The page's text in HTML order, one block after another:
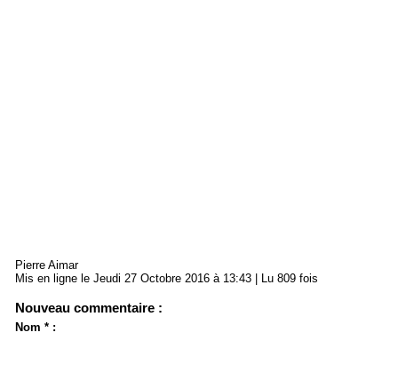
Pierre Aimar
Mis en ligne le Jeudi 27 Octobre 2016 à 13:43 | Lu 809 fois
Nouveau commentaire :
Nom * :